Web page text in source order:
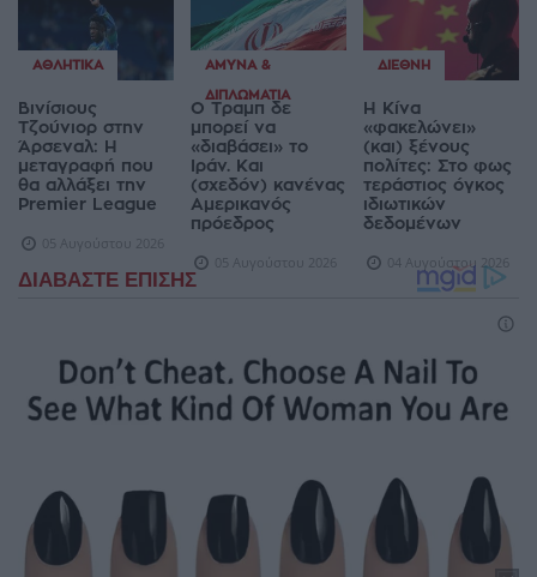
ΑΘΛΗΤΙΚΆ
Βινίσιους
Τζούνιορ στην
Άρσεναλ: Η
μεταγραφή που
θα αλλάξει την
Premier League
05 Αυγούστου 2026
ΆΜΥΝΑ &
ΔΙΠΛΩΜΑΤΊΑ
Ο Τραμπ δε
μπορεί να
«διαβάσει» το
Ιράν. Και
(σχεδόν) κανένας
Αμερικανός
πρόεδρος
05 Αυγούστου 2026
ΔΙΕΘΝΉ
Η Κίνα
«φακελώνει»
(και) ξένους
πολίτες: Στο φως
τεράστιος όγκος
ιδιωτικών
δεδομένων
04 Αυγούστου 2026